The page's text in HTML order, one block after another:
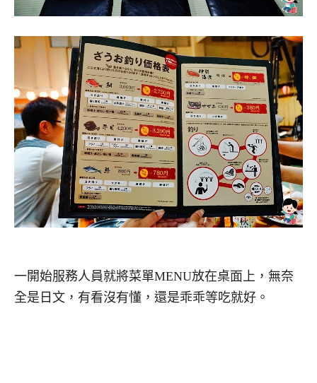
一開始服務人員就將菜單MENU放在桌面上，無奈
全是日文，有看沒有懂，還是乖乖等吃就好。